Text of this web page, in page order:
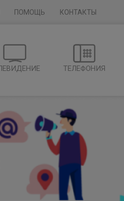
ПОМОЩЬ КОНТАКТЫ
ТЕЛЕФОНИЯ